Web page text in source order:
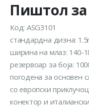
Пиштол
Код: ASG3101
стандардна дизна:
ширина на млаз: 140-
резервоар за боја:
погодена за основен
со европски
конектор и